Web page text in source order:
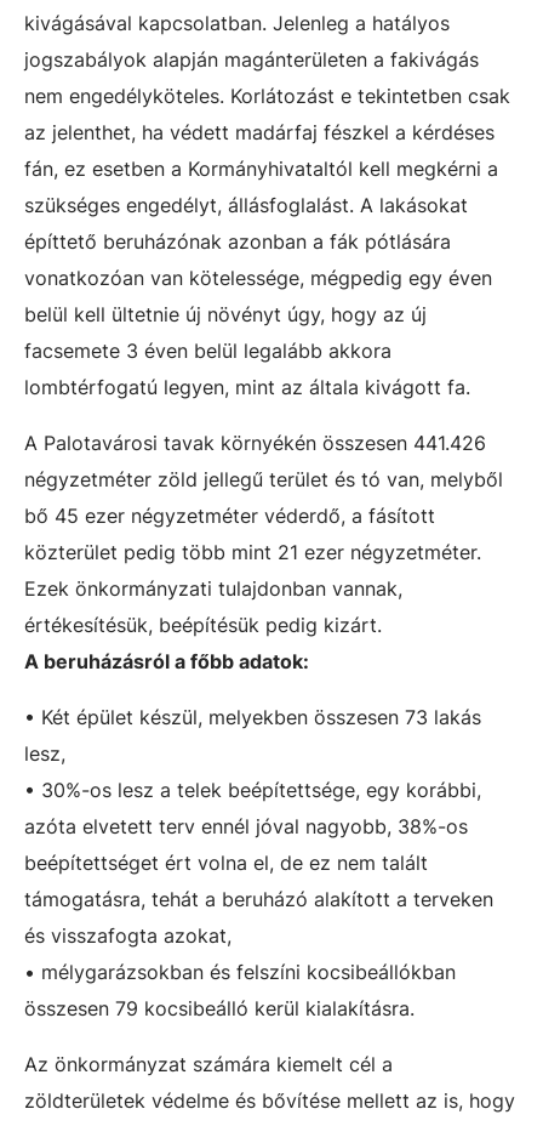
kivágásával kapcsolatban. Jelenleg a hatályos
jogszabályok alapján magánterületen a fakivágás
nem engedélyköteles. Korlátozást e tekintetben csak
az jelenthet, ha védett madárfaj fészkel a kérdéses
fán, ez esetben a Kormányhivataltól kell megkérni a
szükséges engedélyt, állásfoglalást. A lakásokat
építtető beruházónak azonban a fák pótlására
vonatkozóan van kötelessége, mégpedig egy éven
belül kell ültetnie új növényt úgy, hogy az új
facsemete 3 éven belül legalább akkora
lombtérfogatú legyen, mint az általa kivágott fa.
A Palotavárosi tavak környékén összesen 441.426
négyzetméter zöld jellegű terület és tó van, melyből
bő 45 ezer négyzetméter véderdő, a fásított
közterület pedig több mint 21 ezer négyzetméter.
Ezek önkormányzati tulajdonban vannak,
értékesítésük, beépítésük pedig kizárt.
A beruházásról a főbb adatok:
• Két épület készül, melyekben összesen 73 lakás
lesz,
• 30%-os lesz a telek beépítettsége, egy korábbi,
azóta elvetett terv ennél jóval nagyobb, 38%-os
beépítettséget ért volna el, de ez nem talált
támogatásra, tehát a beruházó alakított a terveken
és visszafogta azokat,
• mélygarázsokban és felszíni kocsibeállókban
összesen 79 kocsibeálló kerül kialakításra.
Az önkormányzat számára kiemelt cél a
zöldterületek védelme és bővítése mellett az is, hogy